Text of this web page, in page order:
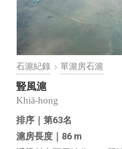
石滬紀錄 單滬房石滬
豎風滬
Khiā-hong
排序｜第63名
滬房長度｜86 m